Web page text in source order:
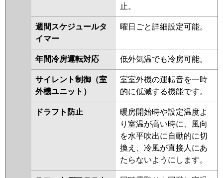
三菱電機 PCZX-HRMP160K5 PCZX-
HRMP160KL5 PCZX-ERMP160K5
HRMP160K4 PCZX-HRMP160KL4
PCZX-ERMP160K4 PCZX-
ERMP160KL4 PCZX-HRMP160K3
PCZX-HRMP160KL3 PCZX-
ERMP160K3 PCZX-ERMP160KL3
PCZX-HRMP160H2 PCZX-
HRMP160KL2 PCZX-HRMP160K2
PCZX-ERMP160H2 PCZX-
ERMP160K2 PCZX-ERMP160KL2
PCZX-HRMP160HZ
PCZX-
HRMP160KZ PCZX-HRMP160KLZ
止。
週間スケジュールタ
イマー
曜日ごと詳細設定可能。
年間冷房運転対応 低外気温でも冷房可能。
サイレント制御（室
外機ユニット）
室室外機の運転音を一時
的に低減する機能です。
ドラフト防止
暖房開始時や設定温度よ
り室温が高い時に、風向
を水平吹出に自動的に切
換え、冷風が直接人にあ
たらないようにします。